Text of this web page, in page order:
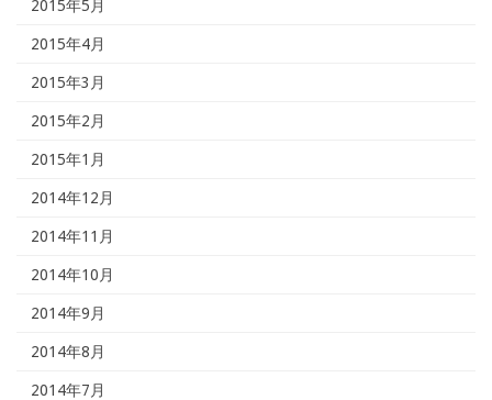
2015年5月
2015年4月
2015年3月
2015年2月
2015年1月
2014年12月
2014年11月
2014年10月
2014年9月
2014年8月
2014年7月